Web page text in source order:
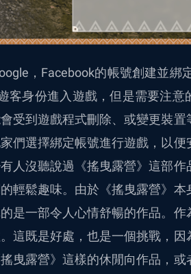
，Facebook的帳號創建並綁
客身份進入遊戲，但是需要注意
受到遊戲程式刪除、或變更裝
們選擇綁定帳號進行遊戲，以便
人沒聽說過《搖曳露營》這部作
輕鬆趣味。由於《搖曳露營》
是一部令人心情舒暢的作品。作
這既是好處，也是一個挑戰，因
曳露營》這樣的休閒向作品，或